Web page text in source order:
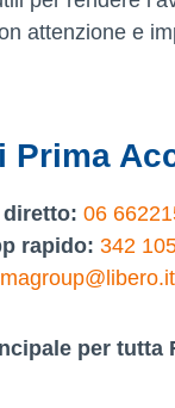
attenzione e
Prima
diretto: 06
rapido: 342
per tutta